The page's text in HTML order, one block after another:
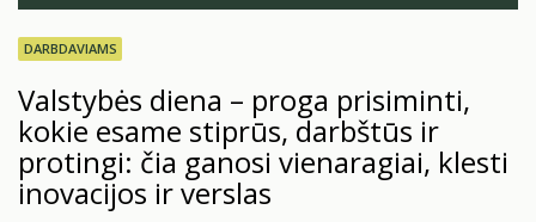
DARBDAVIAMS
Valstybės diena – proga prisiminti,
kokie esame stiprūs, darbštūs ir
protingi: čia ganosi vienaragiai, klesti
inovacijos ir verslas